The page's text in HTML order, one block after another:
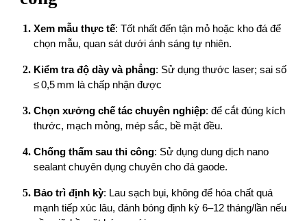
Xem mẫu thực tế: Tốt nhất đến tận mỏ hoặc kho đá để
chọn mẫu, quan sát dưới ánh sáng tự nhiên.
Kiểm tra độ dày và phẳng: Sử dụng thước laser; sai số
≤ 0,5 mm là chấp nhận được
Chọn xưởng chế tác chuyên nghiệp: để cắt đúng kích
thước, mạch mỏng, mép sắc, bề mặt đều.
Chống thấm sau thi công: Sử dụng dung dịch nano
sealant chuyên dụng chuyên cho đá gaode.
Bảo trì định kỳ: Lau sạch bụi, không để hóa chất quá
mạnh tiếp xúc lâu, đánh bóng định kỳ 6–12 tháng/lần nếu